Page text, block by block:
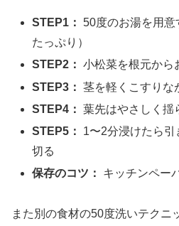
STEP1： 50度のお湯を用意
たっぷり）
STEP2： 小松菜を根元から
STEP3： 茎を軽くこすりな
STEP4： 葉先はやさしく揺
STEP5：
1〜2分浸けたら引
切る
保存のコツ：
キッチンペー
また別の食材の50度洗いテクニ